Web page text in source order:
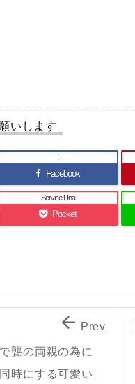
いします
Facebook
!
Pocket
Service Una
聾の両親の為に
時にする可愛い
 Prev